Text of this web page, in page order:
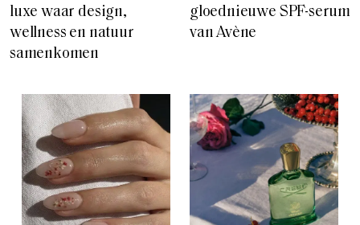
luxe waar design,
wellness en natuur
samenkomen
gloednieuwe SPF-serum
van Avène